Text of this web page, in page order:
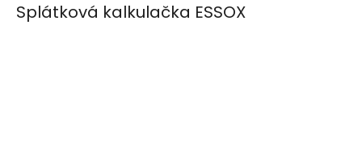
Splátková kalkulačka ESSOX